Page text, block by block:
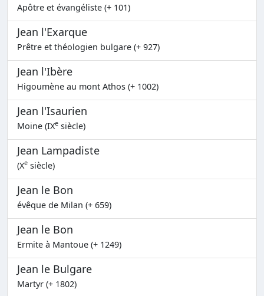
Apôtre et évangéliste (+ 101)
Jean l'Exarque
Prêtre et théologien bulgare (+ 927)
Jean l'Ibère
Higoumène au mont Athos (+ 1002)
Jean l'Isaurien
Moine (IXe siècle)
Jean Lampadiste
(Xe siècle)
Jean le Bon
évêque de Milan (+ 659)
Jean le Bon
Ermite à Mantoue (+ 1249)
Jean le Bulgare
Martyr (+ 1802)